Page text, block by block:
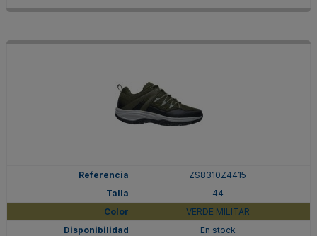
ZS8310Z4415
44
VERDE MILITAR
En stock